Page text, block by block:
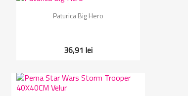
Vizualizare rapida
Paturica Big Hero
36,91 lei